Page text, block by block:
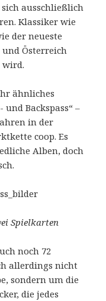
ausschließlich
Klassiker wie
der neueste
Österreich
wird.
ähnliches
Backspass“ –
in der
coop. Es
Alben, doch
Spielkarten
noch 72
allerdings nicht
sondern um die
die jedes